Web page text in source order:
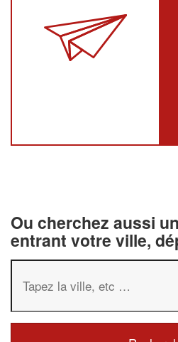
Ou cherchez aussi
entrant votre ville,